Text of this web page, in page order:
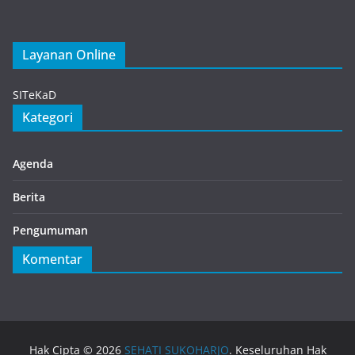
Layanan Online
SITeKaD
Kategori
Agenda
Berita
Pengumuman
Komentar
Hak Cipta © 2026 SEHATI SUKOHARJO. Keseluruhan Hak